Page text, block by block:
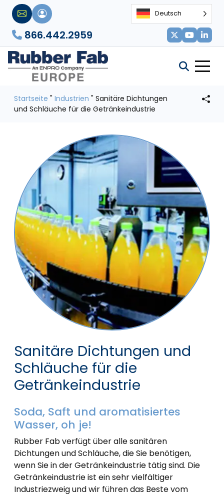
Deutsch
866.442.2959
Startseite " Industrien " Sanitäre Dichtungen
und Schläuche für die Getränkeindustrie
Sanitäre Dichtungen und
Schläuche für die
Getränkeindustrie
Soda, Saft und aromatisiertes
Wasser, oh je!
Rubber Fab verfügt über alle sanitären
Dichtungen und Schläuche, die Sie benötigen,
wenn Sie in der Getränkeindustrie tätig sind. Die
Getränkeindustrie ist ein sehr vielfältiger
Industriezweig und wir führen das Beste vom